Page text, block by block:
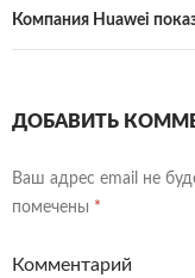
Компания Huawei
ДОБАВИТЬ
Ваш адрес email не
помечены *
Комментарий